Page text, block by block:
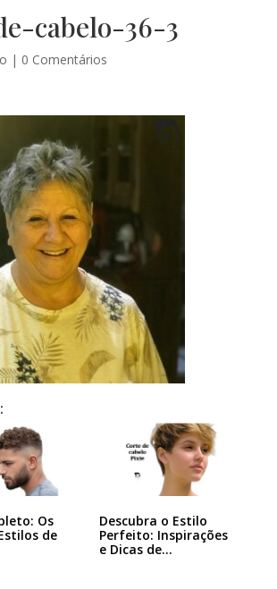
cabelo-36-3
| 0 Comentários
Os
de
Descubra o Estilo
Perfeito: Inspirações
e Dicas de…